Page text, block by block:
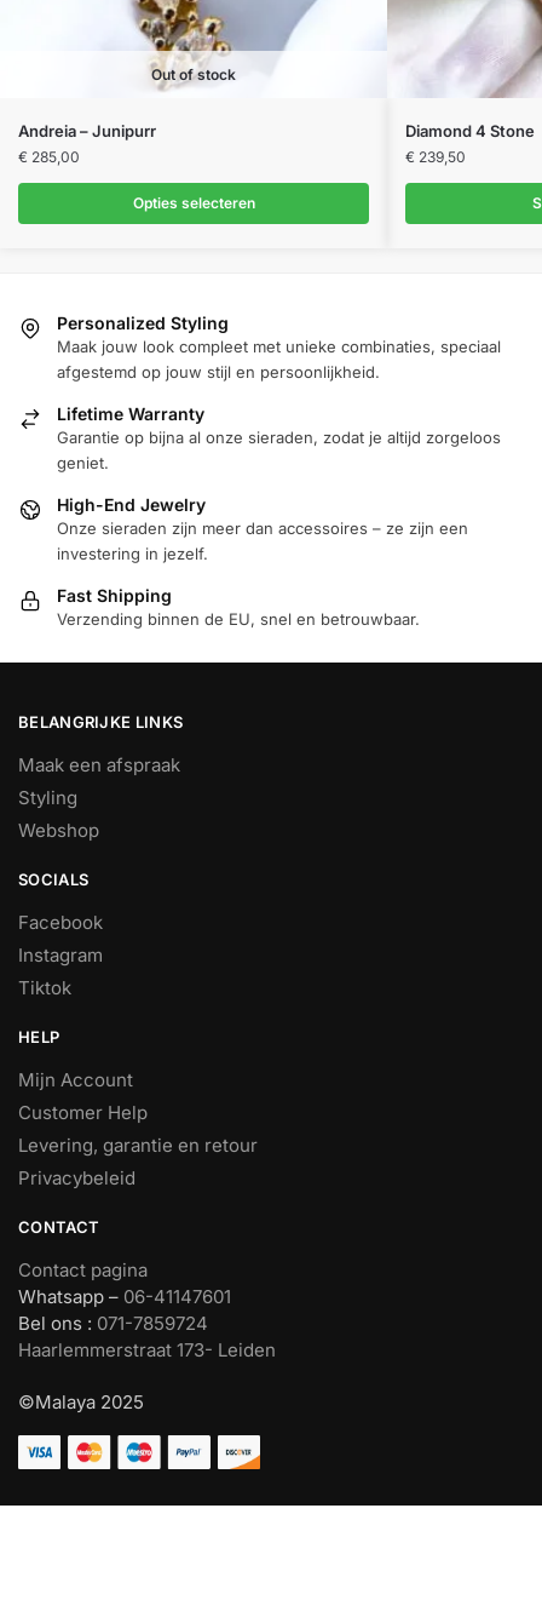
Out of stock
Andreia – Junipurr
€ 285,00
Opties selecteren
Dit
product
heeft
meerdere
kan
gekozen
op
productpagina
Diamond 4 Stone
€ 239,50
Personalized Styling
Maak jouw look compleet met unieke combinaties, speciaal
afgestemd op jouw stijl en persoonlijkheid.
Lifetime Warranty
Garantie op bijna al onze sieraden, zodat je altijd zorgeloos
geniet.
High-End Jewelry
Onze sieraden zijn meer dan accessoires – ze zijn een
investering in jezelf.
Fast Shipping
Verzending binnen de EU, snel en betrouwbaar.
BELANGRIJKE LINKS
Maak een afspraak
Styling
Webshop
SOCIALS
Facebook
Instagram
Tiktok
HELP
Mijn Account
Customer Help
Levering, garantie en retour
Privacybeleid
CONTACT
Contact pagina
Whatsapp – 06-41147601
Bel ons : 071-7859724
Haarlemmerstraat 173- Leiden
©Malaya 2025